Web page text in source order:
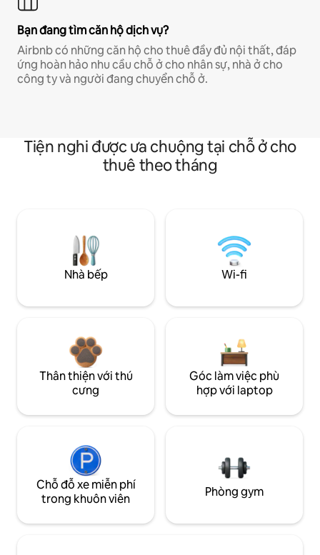
Bạn đang tìm căn hộ dịch vụ?
Airbnb có những căn hộ cho thuê đầy đủ nội thất, đáp
ứng hoàn hảo nhu cầu chỗ ở cho nhân sự, nhà ở cho
công ty và người đang chuyển chỗ ở.
Tiện nghi được ưa chuộng tại chỗ ở cho
thuê theo tháng
Nhà bếp Wi-fi
Thân thiện với thú
cưng
Góc làm việc phù
hợp với laptop
Chỗ đỗ xe miễn phí
trong khuôn viên
Phòng gym